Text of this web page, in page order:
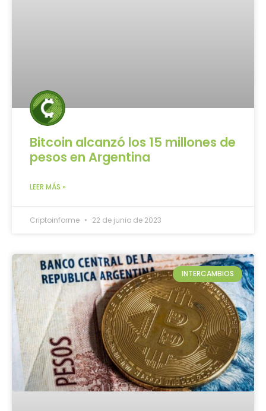
Bitcoin alcanzó los 15 millones de
pesos en Argentina
LEER MÁS »
Criptoinforme 22 de junio de 2023
INTERCAMBIOS